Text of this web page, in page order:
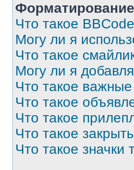
Что такое
Могу ли я
Что такое
Могу ли я
Что такое
Что такое
Что такое
Что такое
Что такое значки